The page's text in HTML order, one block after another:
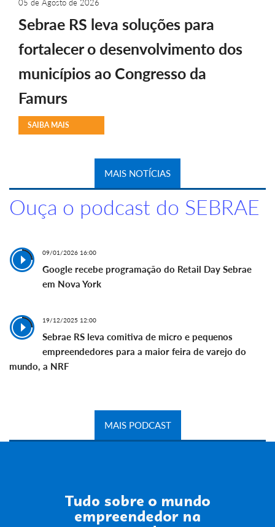
05 de Agosto de 2026
Sebrae RS leva soluções para
fortalecer o desenvolvimento dos
municípios ao Congresso da
Famurs
SAIBA MAIS
MAIS NOTÍCIAS
Ouça o podcast do SEBRAE
09/01/2026 16:00
Google recebe programação do Retail Day Sebrae
em Nova York
19/12/2025 12:00
Sebrae RS leva comitiva de micro e pequenos
empreendedores para a maior feira de varejo do
mundo, a NRF
MAIS PODCAST